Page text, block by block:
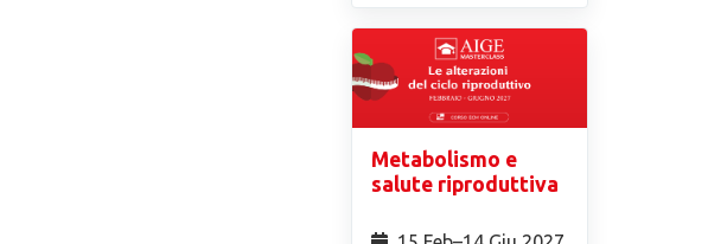
Metabolismo e
salute riproduttiva